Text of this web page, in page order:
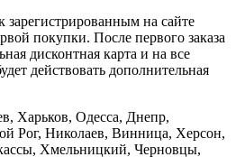
зарегистрированным на сайте
покупки. После первого заказа
дисконтная карта и на все
действовать дополнительная
Харьков, Одесса, Днепр,
Рог, Николаев, Винница, Херсон,
Хмельницкий, Черновцы,